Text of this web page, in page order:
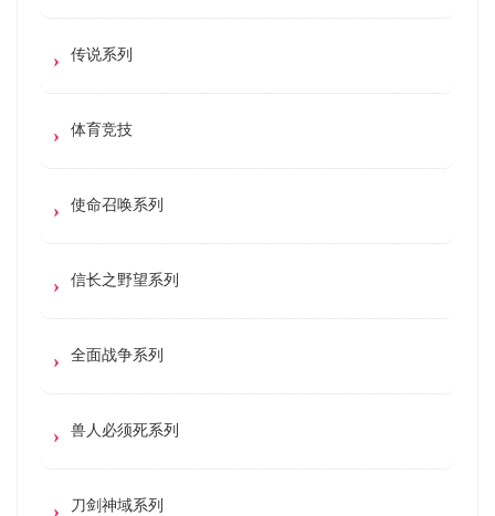
传说系列
体育竞技
使命召唤系列
信长之野望系列
全面战争系列
兽人必须死系列
刀剑神域系列